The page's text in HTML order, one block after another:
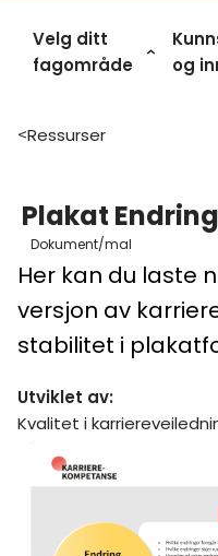
Velg ditt
fagområde
og
>Ressurser
Plakat
Dokument/mal
Her kan du laste
versjon av
stabilitet i
Utviklet av:
Kvalitet i